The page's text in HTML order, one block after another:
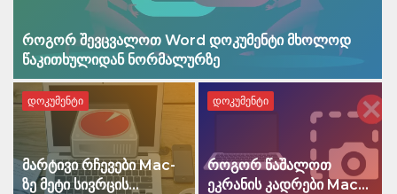
როგორ შევცვალოთ Word დოკუმენტი მხოლოდ
წაკითხულიდან ნორმალურზე
დოკუმენტი
მარტივი რჩევები Mac-
ზე მეტი სივრცის
დოკუმენტი
როგორ წაშალოთ
ეკრანის კადრები Mac-